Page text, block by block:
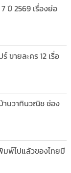
ปี 2569 เรื่องย่อ
ขายละคร 12 เรื่อ
านวาทินวณิช ช่อง
พ์ไปแล้วของไทยมี